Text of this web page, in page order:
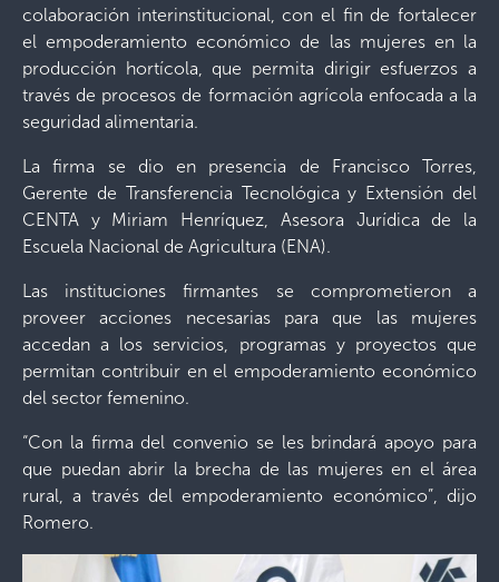
colaboración interinstitucional, con el fin de fortalecer
el empoderamiento económico de las mujeres en la
producción hortícola, que permita dirigir esfuerzos a
través de procesos de formación agrícola enfocada a la
seguridad alimentaria.
La firma se dio en presencia de Francisco Torres,
Gerente de Transferencia Tecnológica y Extensión del
CENTA y Miriam Henríquez, Asesora Jurídica de la
Escuela Nacional de Agricultura (ENA).
Las instituciones firmantes se comprometieron a
proveer acciones necesarias para que las mujeres
accedan a los servicios, programas y proyectos que
permitan contribuir en el empoderamiento económico
del sector femenino.
“Con la firma del convenio se les brindará apoyo para
que puedan abrir la brecha de las mujeres en el área
rural, a través del empoderamiento económico”, dijo
Romero.